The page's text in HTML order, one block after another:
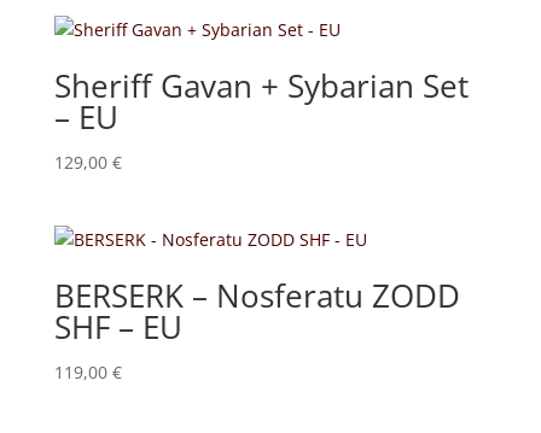
Sheriff Gavan + Sybarian Set
– EU
129,00 €
BERSERK – Nosferatu ZODD
SHF – EU
119,00 €